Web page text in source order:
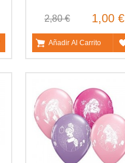
2,80 € 1,00 €
Añadir Al Carrito